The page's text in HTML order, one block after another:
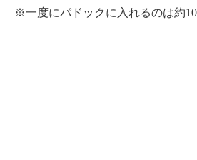
※一度にパドックに入れるのは約